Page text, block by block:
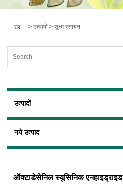
घर > उत्पादों > सूक्ष्म रसायन
उत्पादों
नये उत्पाद
ऑक्टाडेसेनिल स्यूसिनिक एनहाइड्राइड